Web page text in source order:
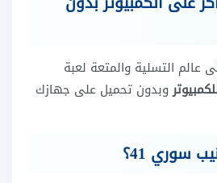
عالم التسلية والمتعة لعبة
وبدون تحميل على جهازك
سوري 41؟